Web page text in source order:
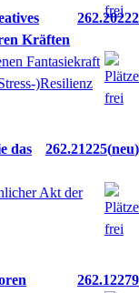
Kräften
262.20222
Fantasiekraft
)Resilienz
das
262.21225 neu
Akt der
262.12279